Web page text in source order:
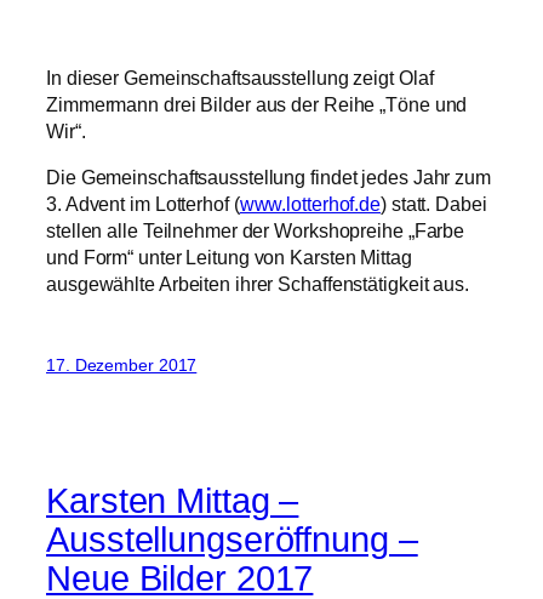
In dieser Gemeinschaftsausstellung zeigt Olaf
Zimmermann drei Bilder aus der Reihe „Töne und
Wir“.
Die Gemeinschaftsausstellung findet jedes Jahr zum
3. Advent im Lotterhof (www.lotterhof.de) statt. Dabei
stellen alle Teilnehmer der Workshopreihe „Farbe
und Form“ unter Leitung von Karsten Mittag
ausgewählte Arbeiten ihrer Schaffenstätigkeit aus.
17. Dezember 2017
Karsten Mittag –
Ausstellungseröffnung –
Neue Bilder 2017